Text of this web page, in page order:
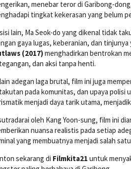
menebar teror di Garibong-
tingkat kekerasan yang belum
lain, Ma Seok-do yang dikenal tidak
gaya lugas, keberanian, dan
(2017)menghadirkan bentrokan
dan aksi tanpa henti.
adegan laga brutal, film ini juga
pada komunitas, dan upaya polisi
menjadi daya tarik utama,
oleh Kang Yoon-sung, film ini
nuansa realistis pada setiap
yang membuatnya menjadi salah
sekarang di Filmkita21 untuk